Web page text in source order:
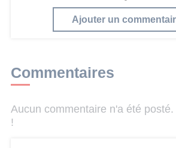
Ajouter un
Commentaires
Aucun commentaire n'a été
!